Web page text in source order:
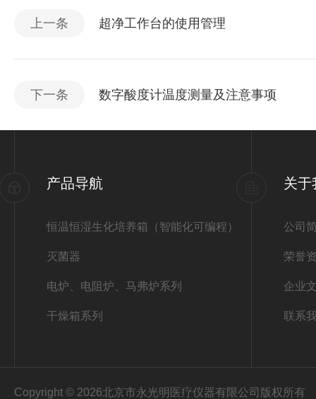
上一条 超净工作台的使用管理
下一条 数字酸度计温度测量及注意事项
产品导航
恒温恒湿生化培养箱（智能化可编程）
灭菌器
电炉、电阻炉、马弗炉系列
干燥箱系列
关于
公司
荣誉
企业
联系
Copyright © 2026北京市永光明医疗仪器有限公司版权所有